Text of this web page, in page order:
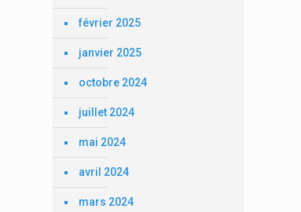
février 2025
janvier 2025
octobre 2024
juillet 2024
mai 2024
avril 2024
mars 2024